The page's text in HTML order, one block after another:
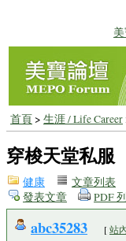
首頁> 生涯 / Life Career
穿梭天堂私服
健康
文章列表
發表文章
PDF
abc35283 [站